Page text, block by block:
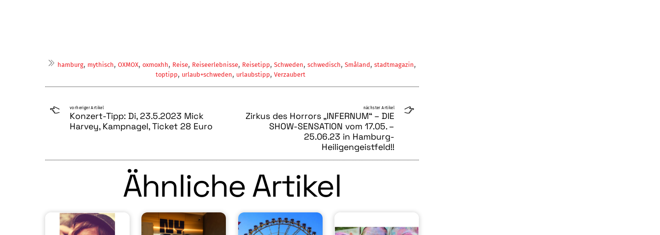
hamburg, mythisch,OXMOX,oxmoxhh, Reise, Reiseerlebnisse, Reisetipp,Schweden,schwedisch,Småland,stadtmagazin,
toptipp, urlaub+schweden, urlaubstipp, Verzaubert
vorheriger Artikel
Konzert-Tipp: Di, 23.5.2023 Mick
Harvey, Kampnagel, Ticket 28 Euro
nächster Artikel
Zirkus des Horrors „INFERNUM“ – DIE
SHOW-SENSATION vom 17.05. –
25.06.23 in Hamburg-
Heiligengeistfeld!!
Ähnliche Artikel